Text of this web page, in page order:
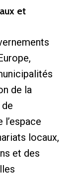
et
de la
l’espace
locaux,
et des